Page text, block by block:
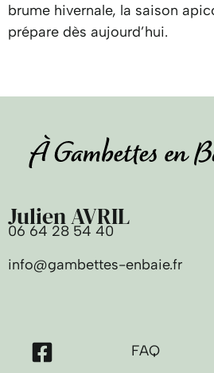
brume hivernale, la saison
prépare dès aujourd’hui.
Julien AVRIL
06 64 28 54 40
info@gambettes-enbaie.fr
FAQ